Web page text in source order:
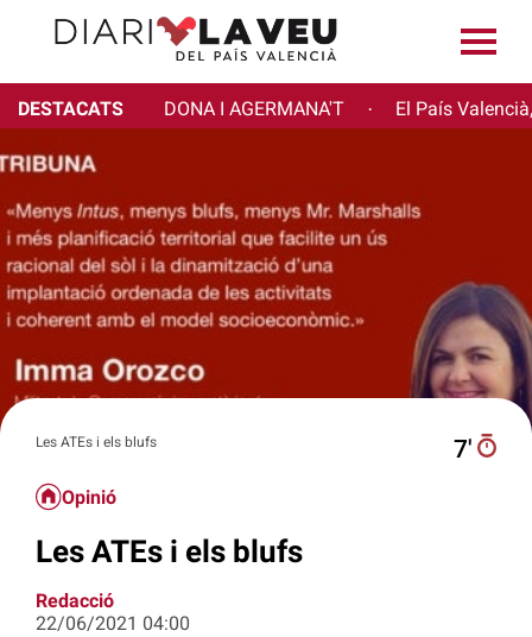
DESTACATS DONA I AGERMANA'T · El País
Les ATEs i els blufs 7′
Opinió
Les ATEs i els blufs
Redacció
22/06/2021 04:00